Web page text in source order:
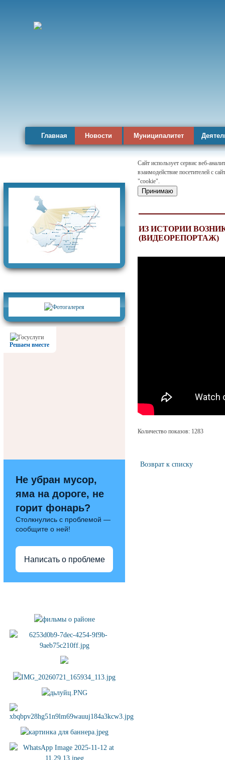
Главная Новости Муниципалитет
Решаем вместе
Не убран мусор,
яма на дороге, не
горит фонарь?
Столкнулись с проблемой —
сообщите о ней!
Написать о проблеме
Сайт использует сервис веб-
взаимодействие посетителей с
"cookie".
Принимаю
ИЗ ИСТОРИИ
(ВИДЕОРЕПОРТАЖ)
Количество показов: 1283
Возврат к списку